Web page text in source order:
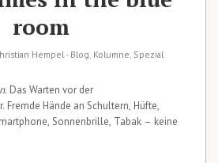
room
Hempel - Blog Kolumne Spezial
Das Warten vor der
Fremde Hände an Schultern, Hüfte,
Sonnenbrille, Tabak – keine